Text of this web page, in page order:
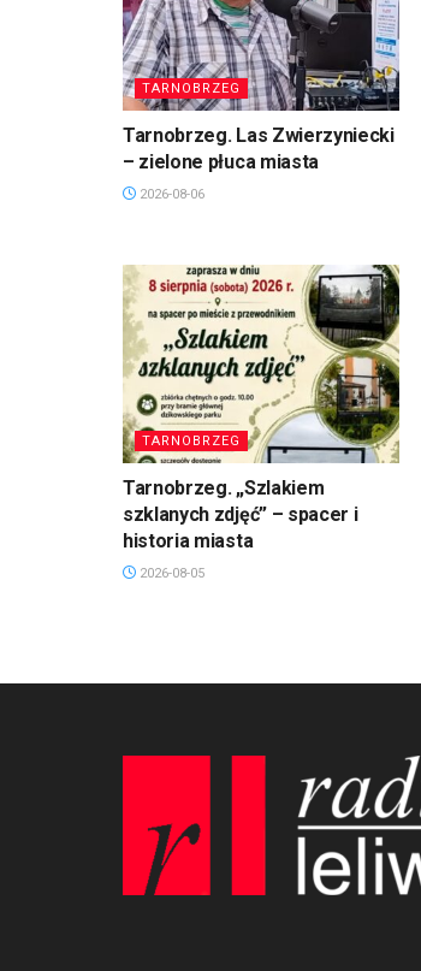
TARNOBRZEG
Tarnobrzeg. Las Zwierzyniecki
– zielone płuca miasta
2026-08-06
TARNOBRZEG
Tarnobrzeg. „Szlakiem
szklanych zdjęć” – spacer i
historia miasta
2026-08-05